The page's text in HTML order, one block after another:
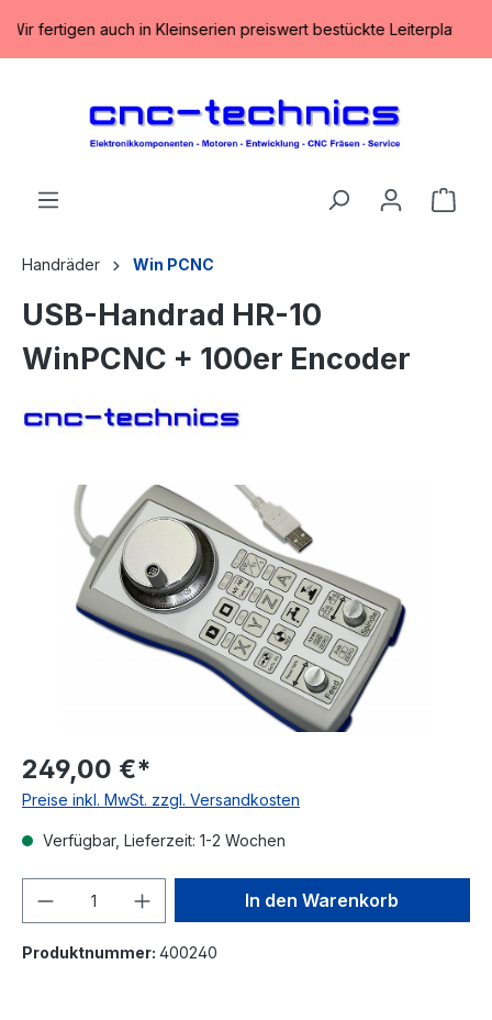
springen
fertigen auch in Kleinserien preiswert bestückte Leiterplatten
Handräder Win PCNC
USB-Handrad HR-10
WinPCNC + 100er Encoder
Bildergalerie überspringen
249,00 €*
Preise inkl. MwSt. zzgl. Versandkosten
Verfügbar, Lieferzeit: 1-2 Wochen
Produkt Anzahl: Gib denIn den Warenkorb
Produktnummer: 400240